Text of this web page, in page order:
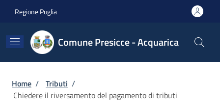
Regione Puglia
Comune Presicce - Acquarica
Briciole di pane
Home / Tributi /
Chiedere il riversamento del pagamento di tributi